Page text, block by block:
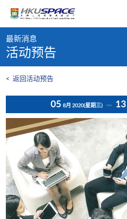
content
content
start
最新消息
活动预告
< 返回活动预告
05 8月 2020(星期三) 13